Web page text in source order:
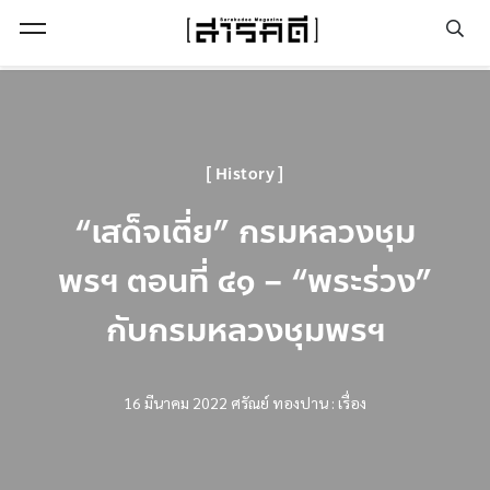
History
“เสด็จเตี่ย” กรมหลวงชุม
พรฯ ตอนที่ ๔๑ – “พระร่วง”
กับกรมหลวงชุมพรฯ
16 มีนาคม 2022 ศรัณย์ ทองปาน : เรื่อง